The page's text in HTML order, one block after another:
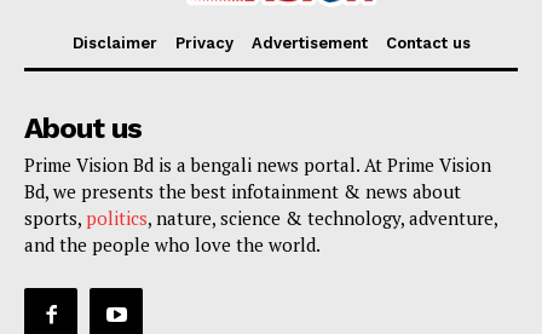
Disclaimer Privacy Advertisement Contact us
About us
Prime Vision Bd is a bengali news portal. At Prime Vision
Bd, we presents the best infotainment & news about
sports, politics, nature, science & technology, adventure,
and the people who love the world.